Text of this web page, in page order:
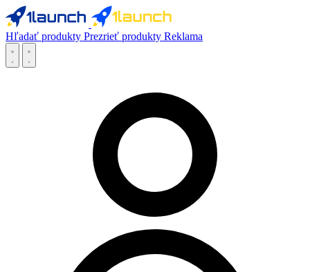
Hľadať produkty Prezrieť produkty Reklama